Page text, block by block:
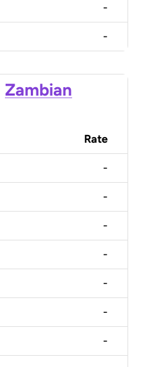
-
-
Zambian
Rate
-
-
-
-
-
-
-